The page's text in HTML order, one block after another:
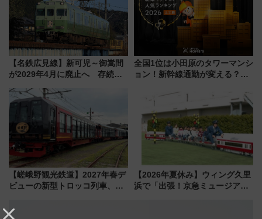
【名鉄広見線】新可児～御嵩間
が2029年4月に廃止へ 存続協
全国1位は小田原のタワーマンシ
ョン！新幹線通勤が変える？
【新築マンション人気ランキン
【嵯峨野観光鉄道】2027年春デ
ビューの新型トロッコ列車、い
は2026年で引退
【2026年夏休み】ウィング久里
浜で「出張！京急ミュージア